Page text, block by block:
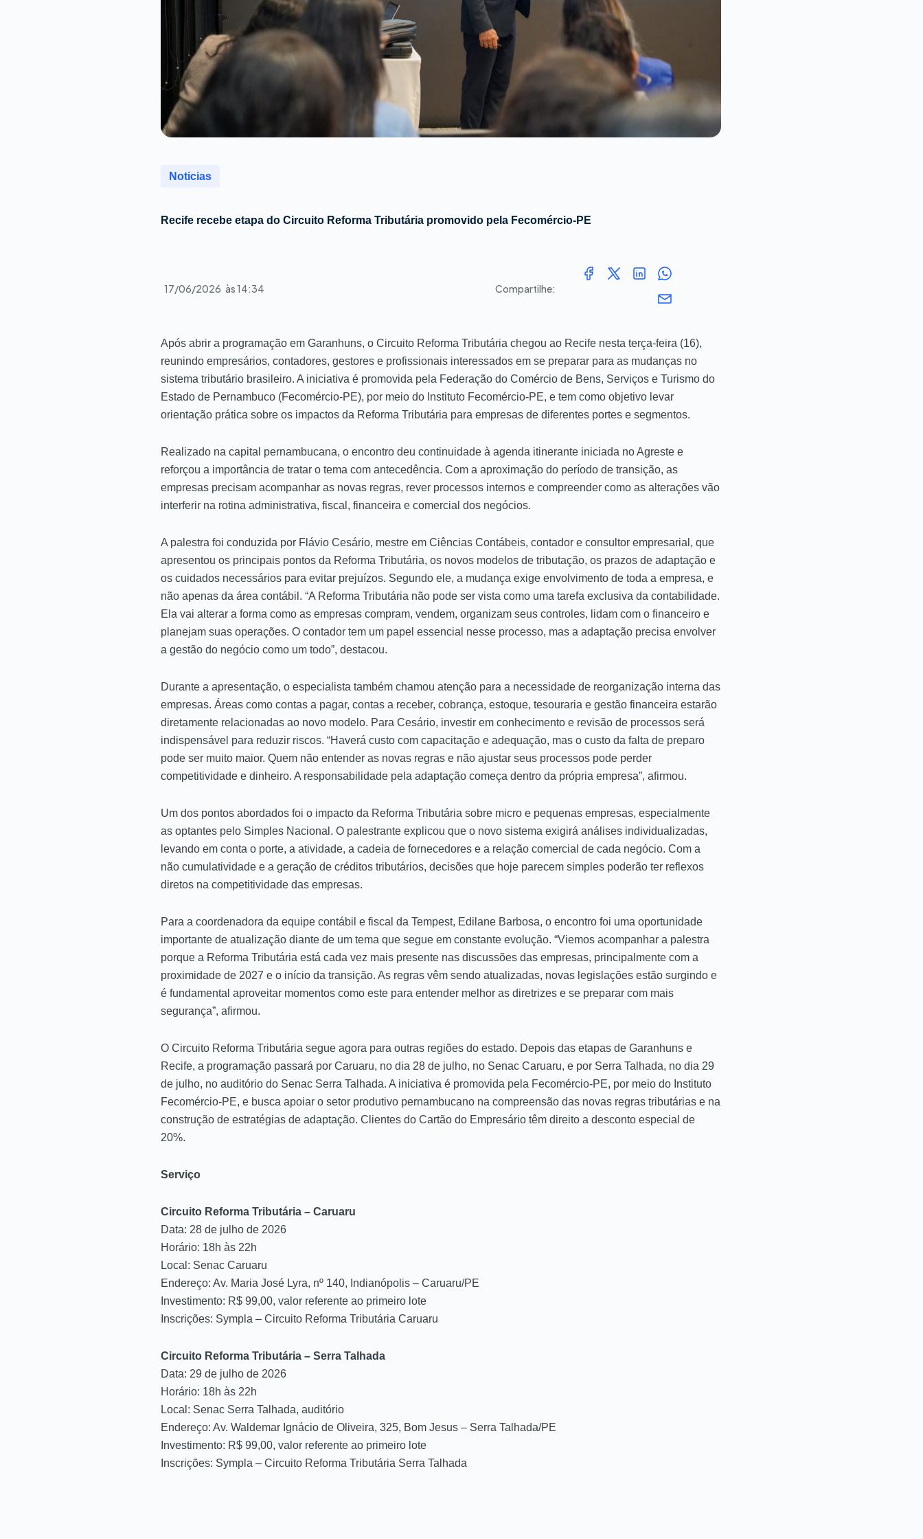
Noticias
Recife recebe etapa do Circuito Reforma Tributária promovido pela Fecomércio-PE
17/06/2026 às14:34 Compartilhe:
Após abrir a programação em Garanhuns, o Circuito Reforma Tributária chegou ao Recife nesta terça-feira (16),
reunindo empresários, contadores, gestores e profissionais interessados em se preparar para as mudanças no
sistema tributário brasileiro. A iniciativa é promovida pela Federação do Comércio de Bens, Serviços e Turismo do
Estado de Pernambuco (Fecomércio-PE), por meio do Instituto Fecomércio-PE, e tem como objetivo levar
orientação prática sobre os impactos da Reforma Tributária para empresas de diferentes portes e segmentos.
Realizado na capital pernambucana, o encontro deu continuidade à agenda itinerante iniciada no Agreste e
reforçou a importância de tratar o tema com antecedência. Com a aproximação do período de transição, as
empresas precisam acompanhar as novas regras, rever processos internos e compreender como as alterações vão
interferir na rotina administrativa, fiscal, financeira e comercial dos negócios.
A palestra foi conduzida por Flávio Cesário, mestre em Ciências Contábeis, contador e consultor empresarial, que
apresentou os principais pontos da Reforma Tributária, os novos modelos de tributação, os prazos de adaptação e
os cuidados necessários para evitar prejuízos. Segundo ele, a mudança exige envolvimento de toda a empresa, e
não apenas da área contábil. “A Reforma Tributária não pode ser vista como uma tarefa exclusiva da contabilidade.
Ela vai alterar a forma como as empresas compram, vendem, organizam seus controles, lidam com o financeiro e
planejam suas operações. O contador tem um papel essencial nesse processo, mas a adaptação precisa envolver
a gestão do negócio como um todo”, destacou.
Durante a apresentação, o especialista também chamou atenção para a necessidade de reorganização interna das
empresas. Áreas como contas a pagar, contas a receber, cobrança, estoque, tesouraria e gestão financeira estarão
diretamente relacionadas ao novo modelo. Para Cesário, investir em conhecimento e revisão de processos será
indispensável para reduzir riscos. “Haverá custo com capacitação e adequação, mas o custo da falta de preparo
pode ser muito maior. Quem não entender as novas regras e não ajustar seus processos pode perder
competitividade e dinheiro. A responsabilidade pela adaptação começa dentro da própria empresa”, afirmou.
Um dos pontos abordados foi o impacto da Reforma Tributária sobre micro e pequenas empresas, especialmente
as optantes pelo Simples Nacional. O palestrante explicou que o novo sistema exigirá análises individualizadas,
levando em conta o porte, a atividade, a cadeia de fornecedores e a relação comercial de cada negócio. Com a
não cumulatividade e a geração de créditos tributários, decisões que hoje parecem simples poderão ter reflexos
diretos na competitividade das empresas.
Para a coordenadora da equipe contábil e fiscal da Tempest, Edilane Barbosa, o encontro foi uma oportunidade
importante de atualização diante de um tema que segue em constante evolução. “Viemos acompanhar a palestra
porque a Reforma Tributária está cada vez mais presente nas discussões das empresas, principalmente com a
proximidade de 2027 e o início da transição. As regras vêm sendo atualizadas, novas legislações estão surgindo e
é fundamental aproveitar momentos como este para entender melhor as diretrizes e se preparar com mais
segurança”, afirmou.
O Circuito Reforma Tributária segue agora para outras regiões do estado. Depois das etapas de Garanhuns e
Recife, a programação passará por Caruaru, no dia 28 de julho, no Senac Caruaru, e por Serra Talhada, no dia 29
de julho, no auditório do Senac Serra Talhada. A iniciativa é promovida pela Fecomércio-PE, por meio do Instituto
Fecomércio-PE, e busca apoiar o setor produtivo pernambucano na compreensão das novas regras tributárias e na
construção de estratégias de adaptação. Clientes do Cartão do Empresário têm direito a desconto especial de
20%.
Serviço
Circuito Reforma Tributária – Caruaru
Data: 28 de julho de 2026
Horário: 18h às 22h
Local: Senac Caruaru
Endereço: Av. Maria José Lyra, nº 140, Indianópolis – Caruaru/PE
Investimento: R$ 99,00, valor referente ao primeiro lote
Inscrições: Sympla – Circuito Reforma Tributária Caruaru
Circuito Reforma Tributária – Serra Talhada
Data: 29 de julho de 2026
Horário: 18h às 22h
Local: Senac Serra Talhada, auditório
Endereço: Av. Waldemar Ignácio de Oliveira, 325, Bom Jesus – Serra Talhada/PE
Investimento: R$ 99,00, valor referente ao primeiro lote
Inscrições: Sympla – Circuito Reforma Tributária Serra Talhada